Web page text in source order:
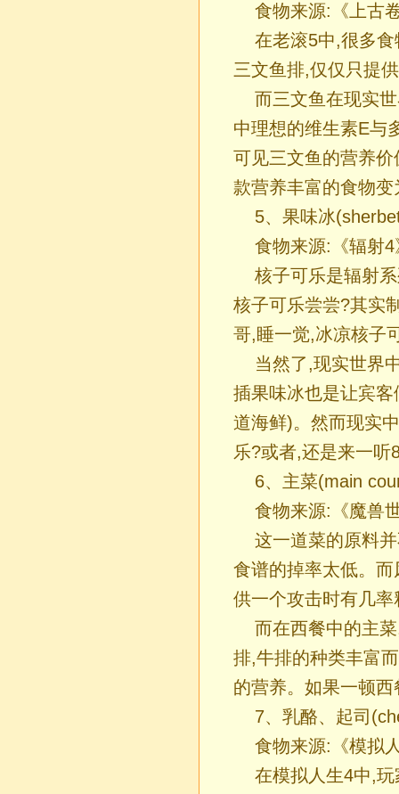
食物来源:《上古
在老滚5中,很多
三文鱼排,仅仅只提
而三文鱼在现实
中理想的维生素E与
可见三文鱼的营养
款营养丰富的食物
5、果味冰
食物来源:《辐射4
核子可乐是辐射
核子可乐尝尝?其实
哥,睡一觉,冰凉核
当然了,现实世界
插果味冰也是让宾
道海鲜)。然而现实
乐?或者,还是来一听
6、主菜(main
食物来源:《魔兽
这一道菜的原料
食谱的掉率太低。
供一个攻击时有几
而在西餐中的主
排,牛排的种类丰富
的营养。如果一顿
7、乳酪、起司
食物来源:《模拟
在模拟人生4中,